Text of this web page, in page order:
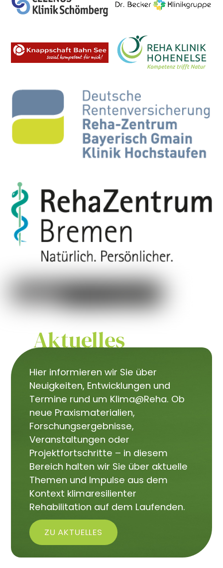
Aktuelles
Hier informieren wir Sie über
Neuigkeiten, Entwicklungen und
Termine rund um Klima@Reha. Ob
neue Praxismaterialien,
Forschungsergebnisse,
Veranstaltungen oder
Projektfortschritte – in diesem
Bereich halten wir Sie über aktuelle
Themen und Impulse aus dem
Kontext klimaresilienter
Rehabilitation auf dem Laufenden.
ZU AKTUELLES